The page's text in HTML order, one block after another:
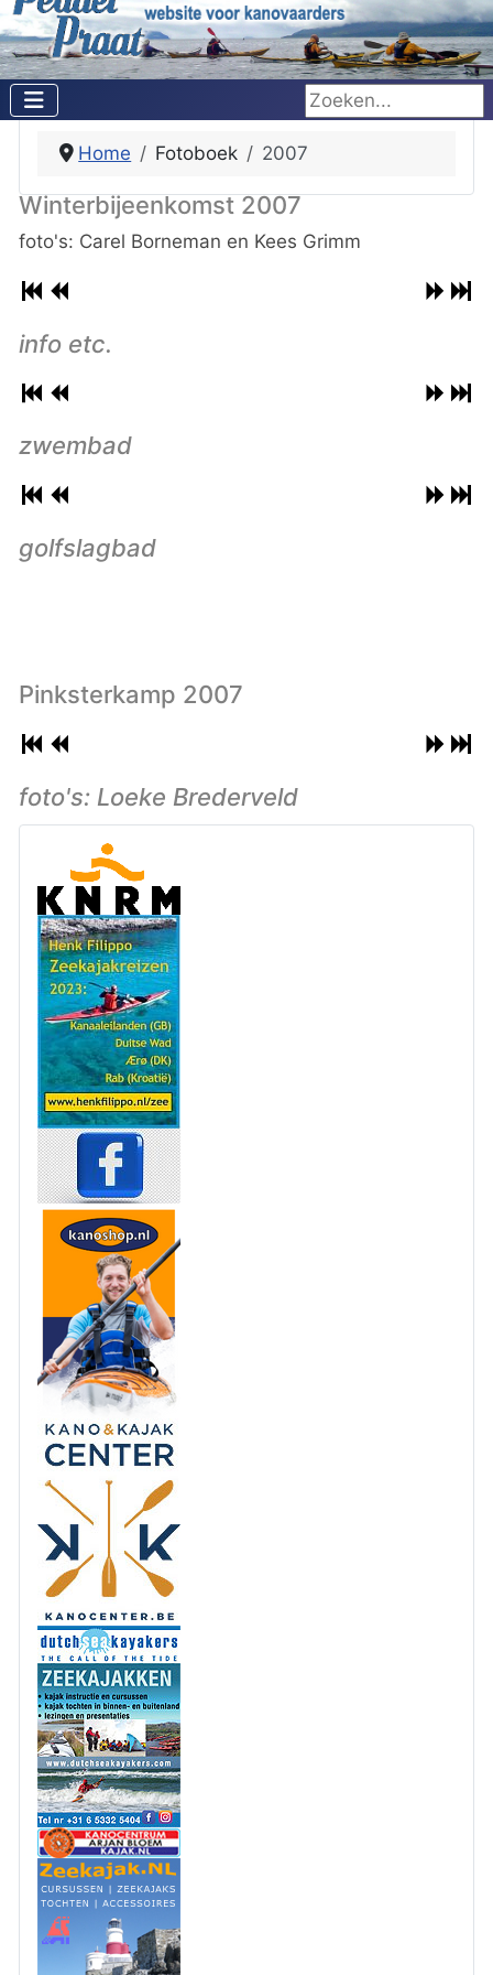
Zoeken...
Home Fotoboek 2007
Winterbijeenkomst 2007
foto's: Carel Borneman en Kees Grimm
info etc.
zwembad
golfslagbad
Pinksterkamp 2007
foto's: Loeke Brederveld